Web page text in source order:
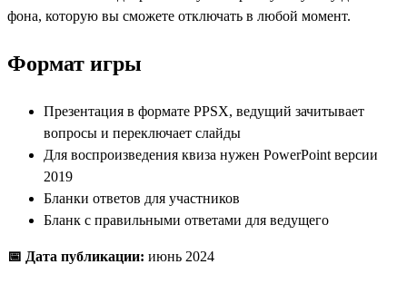
фона, которую вы сможете отключать в любой момент.
Формат игры
Презентация в формате PPSX, ведущий зачитывает
вопросы и переключает слайды
Для воспроизведения квиза нужен PowerPoint версии
2019
Бланки ответов для участников
Бланк с правильными ответами для ведущего
📅 Дата публикации: июнь 2024